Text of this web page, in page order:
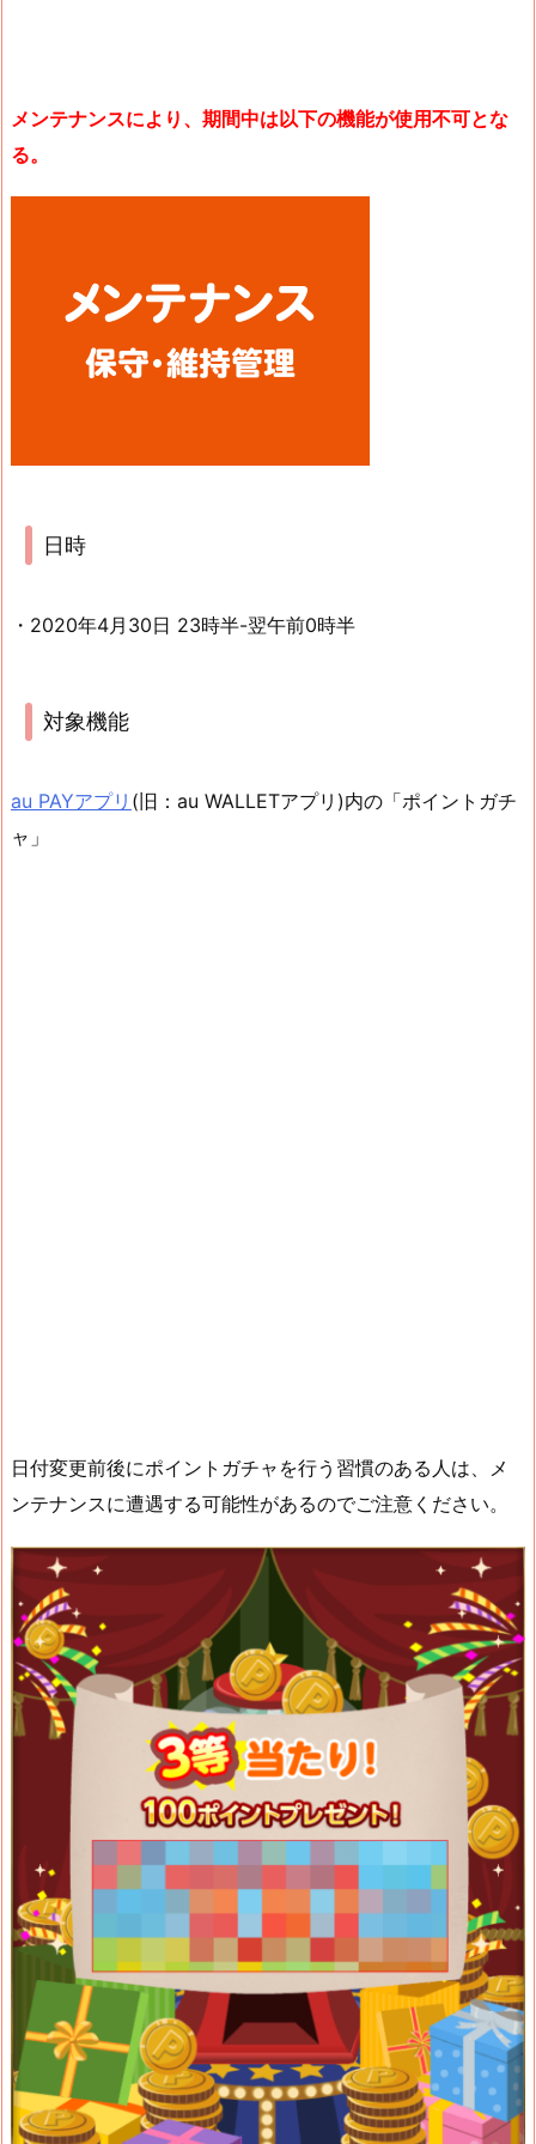
メンテナンスにより、期間中は以下の機能が使用不可とな
る。
日時
・2020年4月30日 23時半-翌午前0時半
対象機能
au PAYアプリ (旧：au WALLETアプリ)内の「ポイントガチ
ャ」
日付変更前後にポイントガチャを行う習慣のある人は、メ
ンテナンスに遭遇する可能性があるのでご注意ください。